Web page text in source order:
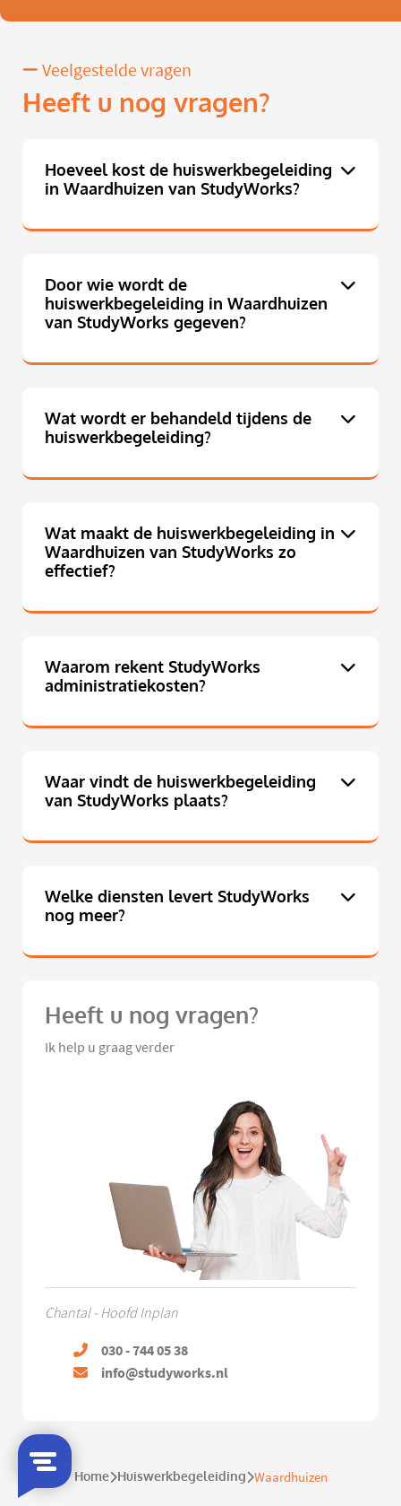
Veelgestelde vragen
Heeft u nog vragen?
Hoeveel kost de huiswerkbegeleiding
in Waardhuizen van StudyWorks?
Door wie wordt de
huiswerkbegeleiding in Waardhuizen
van StudyWorks gegeven?
Wat wordt er behandeld tijdens de
huiswerkbegeleiding?
Wat maakt de huiswerkbegeleiding in
Waardhuizen van StudyWorks zo
effectief?
Waarom rekent StudyWorks
administratiekosten?
Waar vindt de huiswerkbegeleiding
van StudyWorks plaats?
Welke diensten levert StudyWorks
nog meer?
Heeft u nog vragen?
Ik help u graag verder
Chantal - Hoofd Inplan
030 - 744 05 38
info@studyworks.nl
Home Huiswerkbegeleiding Waardhuizen